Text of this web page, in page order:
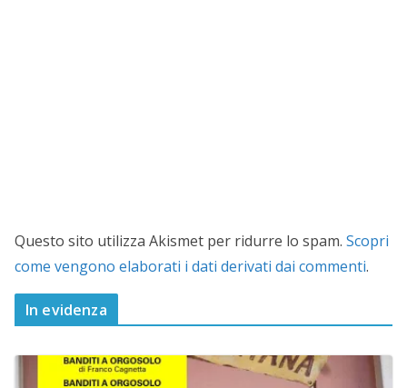
Questo sito utilizza Akismet per ridurre lo spam. Scopri
come vengono elaborati i dati derivati dai commenti.
In evidenza